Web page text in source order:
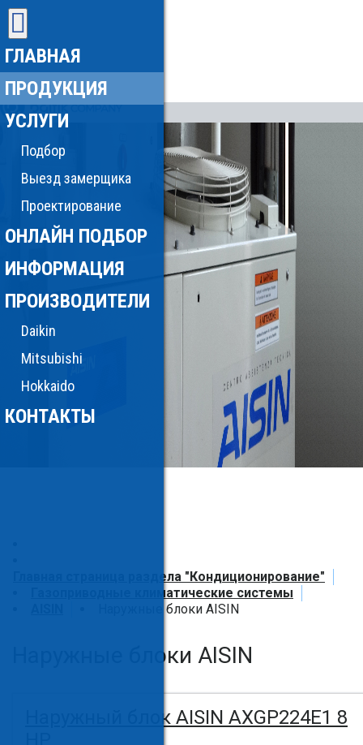
ГЛАВНАЯ
ПРОДУКЦИЯ
УСЛУГИ
Подбор
Выезд замерщика
Проектирование
ОНЛАЙН ПОДБОР
ИНФОРМАЦИЯ
ПРОИЗВОДИТЕЛИ
Daikin
Mitsubishi
Hokkaido
КОНТАКТЫ
Главная страница раздела "Кондиционирование"
Газоприводные климатические системы
Наружные блоки AISIN
Наружные блоки AISIN
Наружный блок AISIN AXGP224E1 8